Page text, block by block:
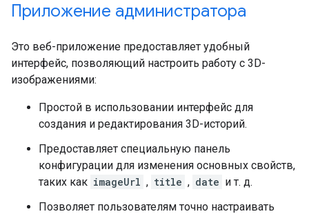
Приложение администратора
Это веб-приложение предоставляет удобный
интерфейс, позволяющий настроить работу с 3D-
изображениями:
Простой в использовании интерфейс для
создания и редактирования 3D-историй.
Предоставляет специальную панель
конфигурации для изменения основных свойств,
таких как imageUrl , title , date и т. д.
Позволяет пользователям точно настраивать